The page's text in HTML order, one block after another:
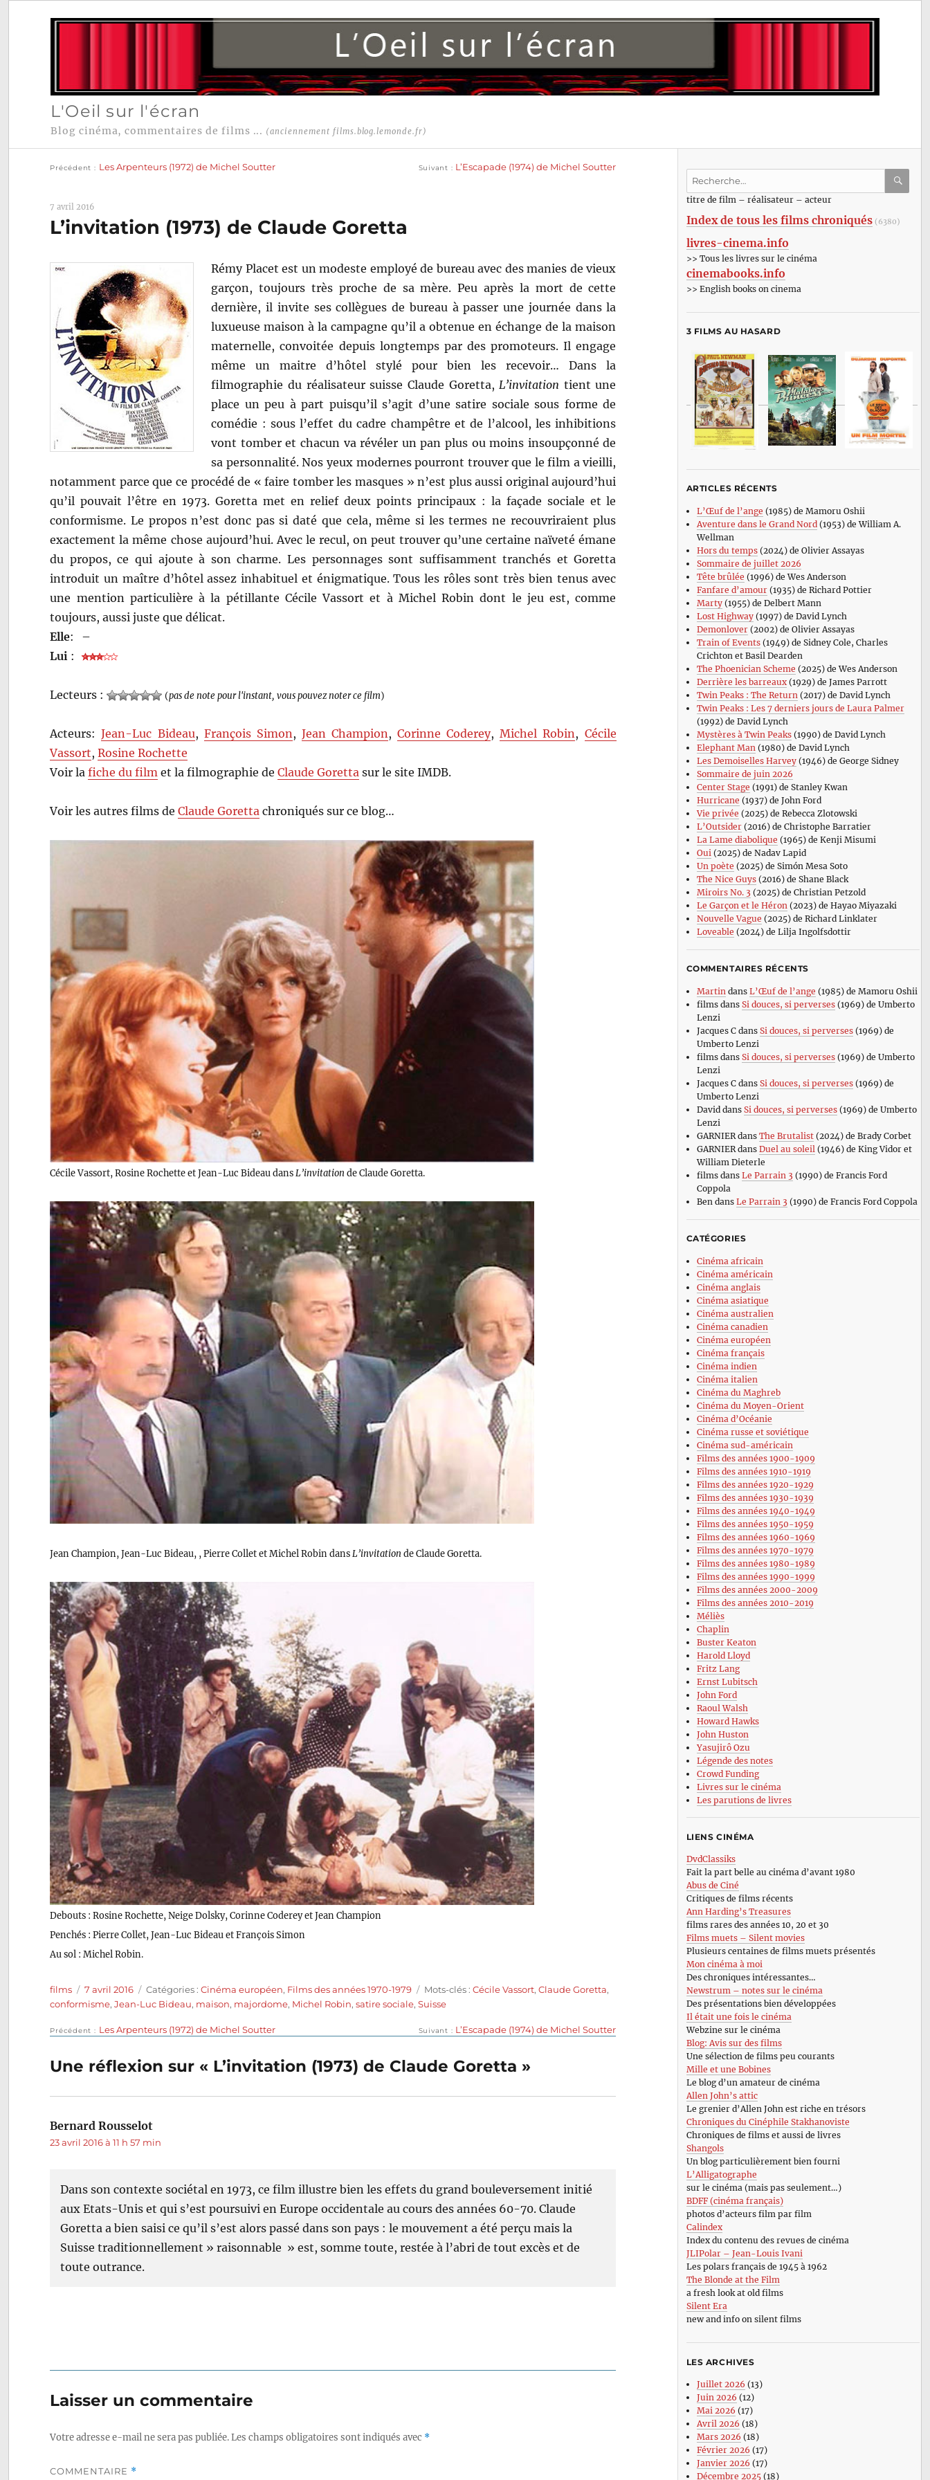
L'Oeil sur l'écran
Blog cinéma, commentaires de films ... (anciennement films.blog.lemonde.fr)
Navigation
l’article
Précédent Les Arpenteurs (1972) de Michel Soutter Suivant L’Escapade (1974) de Michel Soutter
7 avril 2016
L’invitation (1973) de Claude Goretta
Rémy Placet est un modeste employé de bureau avec des manies de vieux
garçon, toujours très proche de sa mère. Peu après la mort de cette
dernière, il invite ses collègues de bureau à passer une journée dans la
luxueuse maison à la campagne qu’il a obtenue en échange de la maison
maternelle, convoitée depuis longtemps par des promoteurs. Il engage
même un maitre d’hôtel stylé pour bien les recevoir… Dans la
filmographie du réalisateur suisse Claude Goretta, L’invitation tient une
place un peu à part puisqu’il s’agit d’une satire sociale sous forme de
comédie : sous l’effet du cadre champêtre et de l’alcool, les inhibitions
vont tomber et chacun va révéler un pan plus ou moins insoupçonné de
sa personnalité. Nos yeux modernes pourront trouver que le film a vieilli,
notamment parce que ce procédé de « faire tomber les masques » n’est plus aussi original aujourd’hui
qu’il pouvait l’être en 1973. Goretta met en relief deux points principaux : la façade sociale et le
conformisme. Le propos n’est donc pas si daté que cela, même si les termes ne recouvriraient plus
exactement la même chose aujourd’hui. Avec le recul, on peut trouver qu’une certaine naïveté émane
du propos, ce qui ajoute à son charme. Les personnages sont suffisamment tranchés et Goretta
introduit un maître d’hôtel assez inhabituel et énigmatique. Tous les rôles sont très bien tenus avec
une mention particulière à la pétillante Cécile Vassort et à Michel Robin dont le jeu est, comme
toujours, aussi juste que délicat.
Elle:
–
Lui :
Lecteurs : (pas de note pour l'instant, vous pouvez noter ce film)
Acteurs:Jean-Luc Bideau, François Simon , Jean Champion ,Corinne Coderey,Michel Robin , Cécile
Vassort,Rosine Rochette
Voir lafiche du film et la filmographie deClaude Goretta sur le site IMDB.
Voir les autres films deClaude Goretta chroniqués sur ce blog…
Cécile Vassort, Rosine Rochette et Jean-Luc Bideau dans L’invitation de Claude Goretta.
Jean Champion, Jean-Luc Bideau, , Pierre Collet et Michel Robin dansL’invitation de Claude Goretta.
Debouts : Rosine Rochette, Neige Dolsky, Corinne Coderey et Jean Champion
Penchés : Pierre Collet, Jean-Luc Bideau et François Simon
Au sol : Michel Robin.
Auteur
films
Publié
le
7 avril 2016 Catégories
Catégories :Cinéma européen, Films des années 1970-1979 Étiquettes
Mots-clés :Cécile Vassort,Claude Goretta,
conformisme,Jean-Luc Bideau, maison, majordome, Michel Robin,satire sociale,Suisse
Navigation
de
l’article
Précédent
Publication
Les Arpenteurs (1972) de Michel Soutter Suivant
Publication
L’Escapade (1974) de Michel Soutter
Une réflexion sur « L’invitation (1973) de Claude Goretta »
Bernard Rousselot
23 avril 2016 à 11 h 57 min
Dans son contexte sociétal en 1973, ce film illustre bien les effets du grand bouleversement initié
aux Etats-Unis et qui s’est poursuivi en Europe occidentale au cours des années 60-70. Claude
Goretta a bien saisi ce qu’il s’est alors passé dans son pays : le mouvement a été perçu mais la
Suisse traditionnellement » raisonnable » est, somme toute, restée à l’abri de tout excès et de
toute outrance.
Laisser un commentaire
Votre adresse e-mail ne sera pas publiée.Les champs obligatoires sont indiqués avec *
COMMENTAIRE *
Recherche
:titre de film – réalisateur – acteur
Index de tous les films chroniqués (6380)
livres-cinema.info
>> Tous les livres sur le cinéma
cinemabooks.info
>> English books on cinema
3 FILMS AU HASARD
ARTICLES RÉCENTS
L’Œuf de l’ange (1985) de Mamoru Oshii
Aventure dans le Grand Nord(1953) de William A.
Wellman
Hors du temps(2024) de Olivier Assayas
Sommaire de juillet 2026
Tête brûlée (1996) de Wes Anderson
Fanfare d’amour(1935) de Richard Pottier
Marty(1955) de Delbert Mann
Lost Highway(1997) de David Lynch
Demonlover(2002) de Olivier Assayas
Train of Events(1949) de Sidney Cole, Charles
Crichton et Basil Dearden
The Phoenician Scheme (2025) de Wes Anderson
Derrière les barreaux(1929) de James Parrott
Twin Peaks : The Return(2017) de David Lynch
Twin Peaks : Les 7 derniers jours de Laura Palmer
(1992) de David Lynch
Mystères à Twin Peaks(1990) de David Lynch
Elephant Man(1980) de David Lynch
Les Demoiselles Harvey(1946) de George Sidney
Sommaire de juin 2026
Center Stage (1991) de Stanley Kwan
Hurricane (1937) de John Ford
Vie privée (2025) de Rebecca Zlotowski
L’Outsider(2016) de Christophe Barratier
La Lame diabolique (1965) de Kenji Misumi
Oui(2025) de Nadav Lapid
Un poète (2025) de Simón Mesa Soto
The Nice Guys(2016) de Shane Black
Miroirs No. 3 (2025) de Christian Petzold
Le Garçon et le Héron(2023) de Hayao Miyazaki
Nouvelle Vague (2025) de Richard Linklater
Loveable (2024) de Lilja Ingolfsdottir
COMMENTAIRES RÉCENTS
Martin dans L’Œuf de l’ange (1985) de Mamoru Oshii
filmsdans Si douces, si perverses(1969) de Umberto
Lenzi
Jacques Cdans Si douces, si perverses(1969) de
Umberto Lenzi
filmsdans Si douces, si perverses(1969) de Umberto
Lenzi
Jacques Cdans Si douces, si perverses(1969) de
Umberto Lenzi
David dans Si douces, si perverses(1969) de Umberto
Lenzi
GARNIERdans The Brutalist(2024) de Brady Corbet
GARNIERdans Duel au soleil (1946) de King Vidor et
William Dieterle
filmsdans Le Parrain 3 (1990) de Francis Ford
Coppola
Ben dans Le Parrain 3 (1990) de Francis Ford Coppola
CATÉGORIES
Cinéma africain
Cinéma américain
Cinéma anglais
Cinéma asiatique
Cinéma australien
Cinéma canadien
Cinéma européen
Cinéma français
Cinéma indien
Cinéma italien
Cinéma du Maghreb
Cinéma du Moyen-Orient
Cinéma d’Océanie
Cinéma russe et soviétique
Cinéma sud-américain
Films des années 1900-1909
Films des années 1910-1919
Films des années 1920-1929
Films des années 1930-1939
Films des années 1940-1949
Films des années 1950-1959
Films des années 1960-1969
Films des années 1970-1979
Films des années 1980-1989
Films des années 1990-1999
Films des années 2000-2009
Films des années 2010-2019
Méliès
Chaplin
Buster Keaton
Harold Lloyd
Fritz Lang
Ernst Lubitsch
John Ford
Raoul Walsh
Howard Hawks
John Huston
Yasujirô Ozu
Légende des notes
Crowd Funding
Livres sur le cinéma
Les parutions de livres
LIENS CINÉMA
DvdClassiks
Fait la part belle au cinéma d’avant 1980
Abus de Ciné
Critiques de films récents
Ann Harding’s Treasures
films rares des années 10, 20 et 30
Films muets – Silent movies
Plusieurs centaines de films muets présentés
Mon cinéma à moi
Des chroniques intéressantes…
Newstrum – notes sur le cinéma
Des présentations bien développées
Il était une fois le cinéma
Webzine sur le cinéma
Blog: Avis sur des films
Une sélection de films peu courants
Mille et une Bobines
Le blog d’un amateur de cinéma
Allen John’s attic
Le grenier d’Allen John est riche en trésors
Chroniques du Cinéphile Stakhanoviste
Chroniques de films et aussi de livres
Shangols
Un blog particulièrement bien fourni
L’Alligatographe
sur le cinéma (mais pas seulement…)
BDFF (cinéma français)
photos d’acteurs film par film
Calindex
Index du contenu des revues de cinéma
JLIPolar – Jean-Louis Ivani
Les polars français de 1945 à 1962
The Blonde at the Film
a fresh look at old films
Silent Era
new and info on silent films
LES ARCHIVES
Juillet 2026 (13)
Juin 2026 (12)
Mai 2026 (17)
Avril 2026 (18)
Mars 2026 (18)
Février 2026 (17)
Janvier 2026 (17)
Décembre 2025(18)